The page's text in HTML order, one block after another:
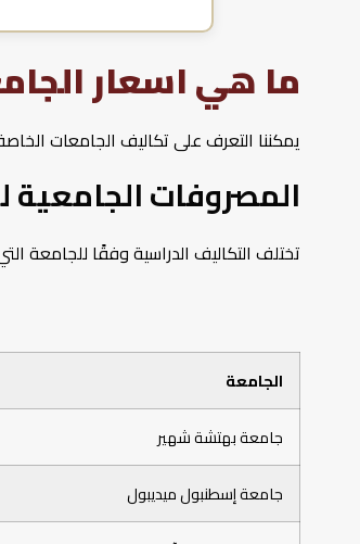
ما هي اسعار
يمكننا التعرف على تكاليف الجامعات
المصروفات
تختلف التكاليف الدراسية وفقًا للجامعة
الجامعة
جامعة بهتشة شهير
جامعة إسطنبول ميديبول